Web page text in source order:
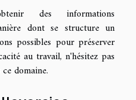
des informations
dont se structure un
possibles pour préserver
au travail, n'hésitez pas
domaine.